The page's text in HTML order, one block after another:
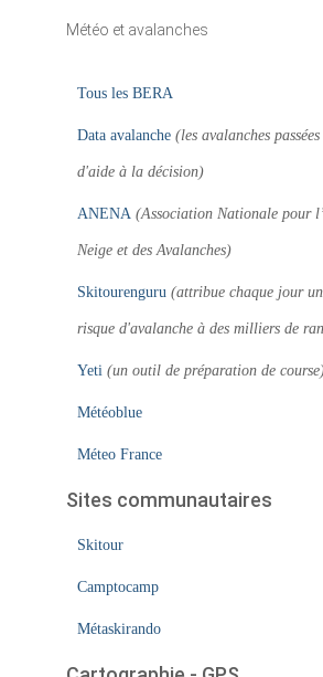
Météo et avalanches
Tous les BERA
Data avalanche (les avalanches
d'aide à la décision)
ANENA (Association Nationale pour
Neige et des Avalanches)
Skitourenguru (attribue chaque jour
risque d'avalanche à des milliers de
Yeti (un outil de préparation de
Météoblue
Méteo France
Sites communautaires
Skitour
Camptocamp
Métaskirando